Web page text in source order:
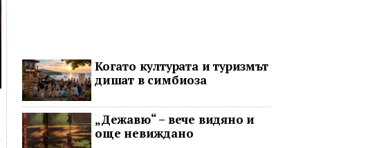
Когато културата и туризмът
дишат в симбиоза
„Дежавю“ – вече видяно и
още невиждано